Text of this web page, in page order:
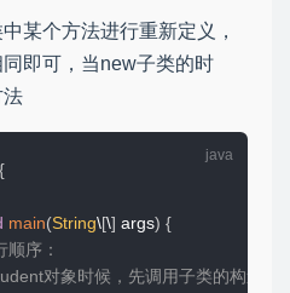
某个方法进行重新定义，
即可，当new子类的时
法
{
main(String\[\] args) {
序：
对象时候，先调用子类的构造